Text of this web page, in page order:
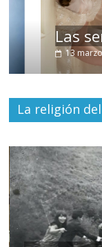
Las
13 marzo, 2026
La religión